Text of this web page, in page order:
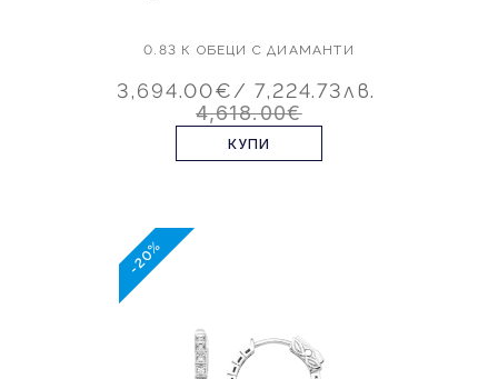
0.83 К ОБЕЦИ С ДИАМАНТИ
3,694.00€/ 7,224.73лв.
4,618.00€
КУПИ
-20%